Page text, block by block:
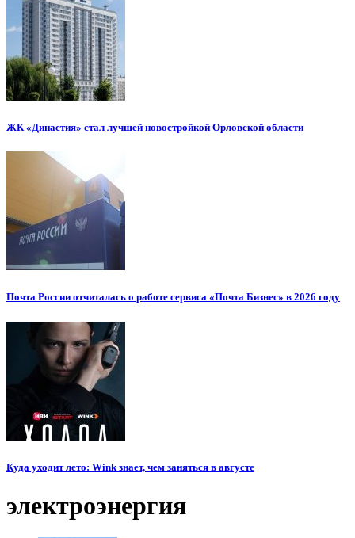
ЖК «Династия» стал лучшей новостройкой Орловской области
Почта России отчиталась о работе сервиса «Почта Бизнес» в 2026 году
Куда уходит лето: Wink знает, чем заняться в августе
электроэнергия